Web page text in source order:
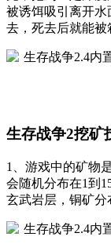
被诱饵吸引离开
去，死去后就能被
生存战争2挖矿
1、游戏中的矿物
会随机分布在1到
玄武岩层，铜矿分